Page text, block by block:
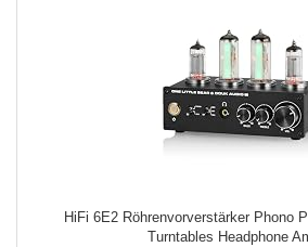
HiFi 6E2 Röhrenvorverstärker Phono
Turntables Headphone